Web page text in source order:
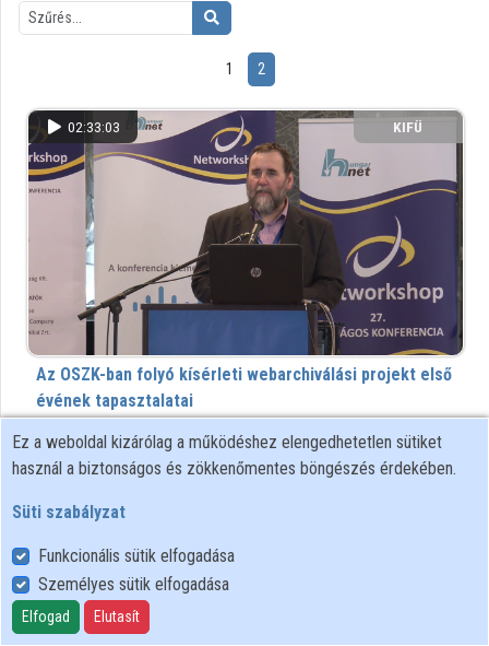
Intézményi felfedezés
Intézményi listák
Intézmények
Közreműködők
1 2
02:33:03 KIFÜ
Az OSZK-ban folyó kísérleti webarchiválási projekt első
évének tapasztalatai
Ez a weboldal kizárólag a működéshez elengedhetetlen sütiket
használ a biztonságos és zökkenőmentes böngészés érdekében.
Süti szabályzat
Funkcionális sütik elfogadása
Személyes sütik elfogadása
Elfogad Elutasít